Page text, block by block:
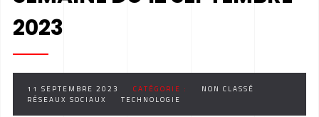
2023
11 SEPTEMBRE 2023 CATÉGORIE :
NON CLASSÉ
RÉSEAUX SOCIAUX
TECHNOLOGIE